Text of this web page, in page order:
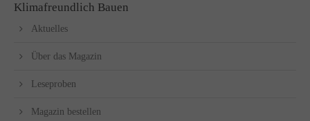
Klimafreundlich Bauen
Aktuelles
Über das Magazin
Leseproben
Magazin bestellen